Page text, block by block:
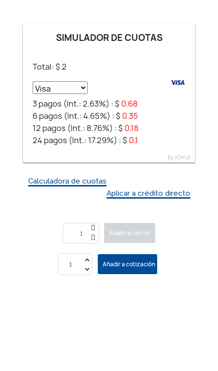
SIMULADOR DE CUOTAS
Total: $2
3 pagos (Int.: 2.63%) : $ 0.68
6 pagos (Int.: 4.65%) : $ 0.35
12 pagos (Int.: 8.76%) : $ 0.18
24 pagos (Int.: 17.29%) : $ 0.1
By JChrLS
Calculadora de cuotas
Aplicar a crédito directo
Añadir al carrito
Añadir a cotización